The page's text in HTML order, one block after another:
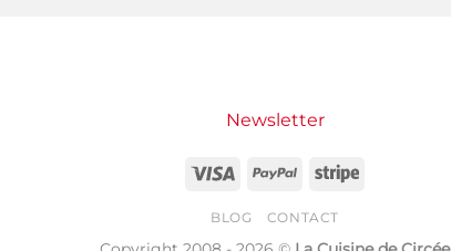
Newsletter
Visa PayPal Stripe
BLOG CONTACT